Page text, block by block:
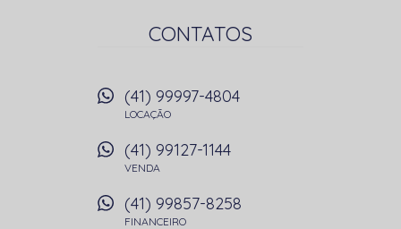
CONTATOS
(41) 99997-4804
LOCAÇÃO
(41) 99127-1144
VENDA
(41) 99857-8258
FINANCEIRO